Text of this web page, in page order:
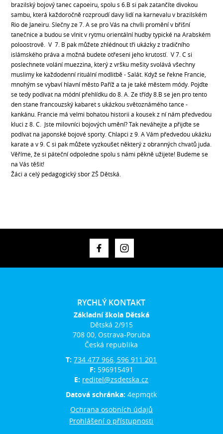
brazilský bojový tanec capoeiru, spolu s 6.B si pak zatančíte divokou
sambu, která každoročně rozproudí davy lidí na karnevalu v brazilském
Rio de Janeiru. Slečny ze 7. A se pro Vás na chvíli promění v břišní
tanečnice a budou se vlnit v rytmu orientální hudby typické na Arabském
poloostrově. V 7. B pak můžete zhlédnout tři ukázky z tradičního
islámského práva a možná budete otřeseni jeho krutostí. V 7. C si
poslechnete volání muezzina, který z vršku mešity svolává všechny
muslimy ke každodenní rituální modlitbě - Salát. Když se řekne Francie,
mnohým se vybaví hlavní město Paříž a ta je také městem módy. Pojďte
se tedy podívat na módní přehlídku do 8. A. Ze třídy 8.B se jen pro tento
den stane francouzský kabaret s ukázkou světoznámého tance -
kankánu. Francie má velmi bohatou historii a kousek z ní nám předvedou
kluci z 8. C. Jste milovníci bojových umění? Tak neváhejte a přijďte se
podívat na japonské bojové sporty. Chlapci z 9. A Vám předvedou ukázku
karate a v 9. C si pak můžete vyzkoušet některý z obranných chvatů juda.
Věříme, že si páteční odpoledne spolu s námi pěkně užijete! Budeme se
na Vás těšit!
Žáci a celý pedagogický sbor ZŠ Dětská.
RYCHLÝ KONTAKT
Základní škola Dětská
Dětská 2/915
708 00, Ostrava-Poruba
Česká republika
T:734 477 966, 596 911 201
F: 596915491
E: reditel@zsdetska.cz
Datová schránka:4epmqtk
Ochrana osobních údajů
Prohlášení o přístupnosti